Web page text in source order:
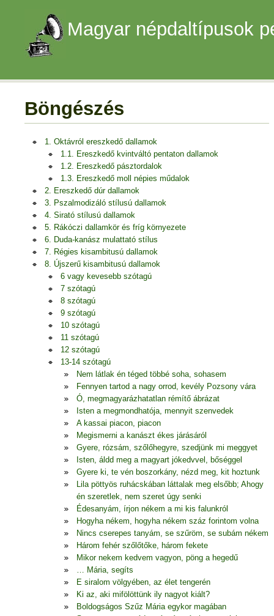
Magyar népdaltípusok
Böngészés
1. Oktávról ereszkedő dallamok
1.1. Ereszkedő kvintváltó pentaton dallamok
1.2. Ereszkedő pásztordalok
1.3. Ereszkedő moll népies műdalok
2. Ereszkedő dúr dallamok
3. Pszalmodizáló stílusú dallamok
4. Sirató stílusú dallamok
5. Rákóczi dallamkör és fríg környezete
6. Duda-kanász mulattató stílus
7. Régies kisambitusú dallamok
8. Újszerű kisambitusú dallamok
6 vagy kevesebb szótagú
7 szótagú
8 szótagú
9 szótagú
10 szótagú
11 szótagú
12 szótagú
13-14 szótagú
Nem látlak én téged többé soha, sohasem
Fennyen tartod a nagy orrod, kevély Pozsony vára
Ó, megmagyarázhatatlan rémítő ábrázat
Isten a megmondhatója, mennyit szenvedek
A kassai piacon, piacon
Megismerni a kanászt ékes járásáról
Gyere, rózsám, szőlőhegyre, szedjünk mi meggyet
Isten, áldd meg a magyart jókedvvel, bőséggel
Gyere ki, te vén boszorkány, nézd meg, kit hoztunk
Lila pöttyös ruhácskában láttalak meg elsőbb; Ahogy
én szeretlek, nem szeret úgy senki
Édesanyám, írjon nékem a mi kis falunkról
Hogyha nékem, hogyha nékem száz forintom volna
Nincs cserepes tanyám, se szűröm, se subám nékem
Három fehér szőlőtőke, három fekete
Mikor nekem kedvem vagyon, pöng a hegedű
… Mária, segíts
E siralom völgyében, az élet tengerén
Ki az, aki mifölöttünk ily nagyot kiált?
Boldogságos Szűz Mária egykor magában